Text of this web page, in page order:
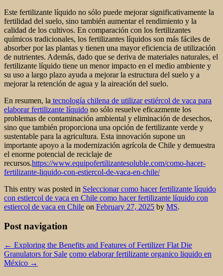
Este fertilizante líquido no sólo puede mejorar significativamente la
fertilidad del suelo, sino también aumentar el rendimiento y la
calidad de los cultivos. En comparación con los fertilizantes
químicos tradicionales, los fertilizantes líquidos son más fáciles de
absorber por las plantas y tienen una mayor eficiencia de utilización
de nutrientes. Además, dado que se deriva de materiales naturales, el
fertilizante líquido tiene un menor impacto en el medio ambiente y
su uso a largo plazo ayuda a mejorar la estructura del suelo y a
mejorar la retención de agua y la aireación del suelo.
En resumen, la tecnología chilena de utilizar estiércol de vaca para
elaborar fertilizante líquido no sólo resuelve eficazmente los
problemas de contaminación ambiental y eliminación de desechos,
sino que también proporciona una opción de fertilizante verde y
sustentable para la agricultura. Esta innovación supone un
importante apoyo a la modernización agrícola de Chile y demuestra
el enorme potencial de reciclaje de
recursos.https://www.equipofertilizantesoluble.com/como-hacer-
fertilizante-liquido-con-estiercol-de-vaca-en-chile/
This entry was posted in Seleccionar como hacer fertilizante líquido
con estiercol de vaca en Chile como hacer fertilizante líquido con
estiercol de vaca en Chile on February 27, 2025 by MS.
Post navigation
← Exploring the Benefits and Features of Fertilizer Flat Die
Granulators for Sale como elaborar fertilizante organico liquido en
México →